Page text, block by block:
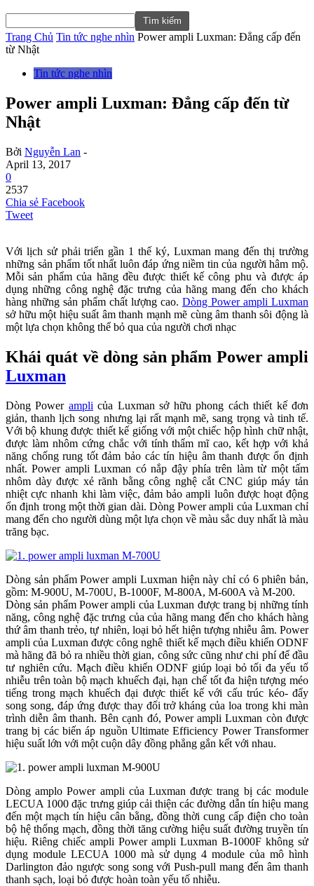
Trang Chủ Tin tức nghe nhìn Power ampli Luxman: Đẳng cấp đến
từ Nhật
Tin tức nghe nhìn
Power ampli Luxman: Đẳng cấp đến từ
Nhật
Bởi Nguyễn Lan -
April 13, 2017
0
2537
Chia sẻ Facebook
Tweet
Với lịch sử phải triển gần 1 thế ký, Luxman mang đến thị trường
những sản phẩm tốt nhất luôn đáp ứng niềm tin của người hâm mộ.
Mỗi sản phẩm của hãng đều được thiết kế công phu và được áp
dụng những công nghệ đặc trưng của hãng mang đến cho khách
hàng những sản phẩm chất lượng cao. Dòng Power ampli Luxman
sở hữu một hiệu suất âm thanh mạnh mẽ cùng âm thanh sôi động là
một lựa chọn không thể bỏ qua của người chơi nhạc
Khái quát về dòng sản phẩm Power ampli
Luxman
Dòng Power ampli của Luxman sở hữu phong cách thiết kế đơn
giản, thanh lịch song nhưng lại rất mạnh mẽ, sang trọng và tinh tế.
Với bộ khung được thiết kế giống với một chiếc hộp hình chữ nhật,
được làm nhôm cứng chắc với tính thẩm mĩ cao, kết hợp với khả
năng chống rung tốt đảm bảo các tín hiệu âm thanh được ổn định
nhất. Power ampli Luxman có nắp đậy phía trên làm từ một tấm
nhôm dày được xẻ rãnh bằng công nghệ cắt CNC giúp máy tản
nhiệt cực nhanh khi làm việc, đảm bảo ampli luôn được hoạt động
ổn định trong một thời gian dài. Dòng Power ampli của Luxman chỉ
mang đến cho người dùng một lựa chọn về màu sắc duy nhất là màu
trăng bạc.
Dòng sản phẩm Power ampli Luxman hiện này chỉ có 6 phiên bản,
gồm: M-900U, M-700U, B-1000F, M-800A, M-600A và M-200.
Dòng sản phẩm Power ampli của Luxman được trang bị những tính
năng, công nghệ đặc trưng của của hãng mang đến cho khách hàng
thứ âm thanh trẻo, tự nhiên, loại bỏ hết hiện tượng nhiễu âm. Power
ampli của Luxman được công nghê thiết kế mạch điều khiển ODNF
mà hãng đã bỏ ra nhiều thời gian, công sức cũng như chi phí để đầu
tư nghiên cứu. Mạch điều khiển ODNF giúp loại bỏ tối đa yếu tố
nhiễu trên toàn bộ mạch khuếch đại, hạn chế tốt đa hiện tượng méo
tiếng trong mạch khuếch đại được thiết kế với cấu trúc kéo- đẩy
song song, đáp ứng được thay đổi trở kháng của loa trong khi màn
trình diễn âm thanh. Bên cạnh đó, Power ampli Luxman còn được
trang bị các biến áp nguồn Ultimate Efficiency Power Transformer
hiệu suất lớn với một cuộn dây đồng phẳng gắn kết với nhau.
Dòng amplo Power ampli của Luxman được trang bị các module
LECUA 1000 đặc trưng giúp cải thiện các đường dẫn tín hiệu mang
đến một mạch tín hiệu cân bằng, đồng thời cung cấp điện cho toàn
bộ hệ thống mạch, đồng thời tăng cường hiệu suất đường truyền tín
hiệu. Riêng chiếc ampli Power ampli Luxman B-1000F không sử
dụng module LECUA 1000 mà sử dụng 4 module của mô hình
Darlington đảo ngược song song với Push-pull mang đến âm thanh
thanh sạch, loại bỏ được hoàn toàn yếu tố nhiễu.